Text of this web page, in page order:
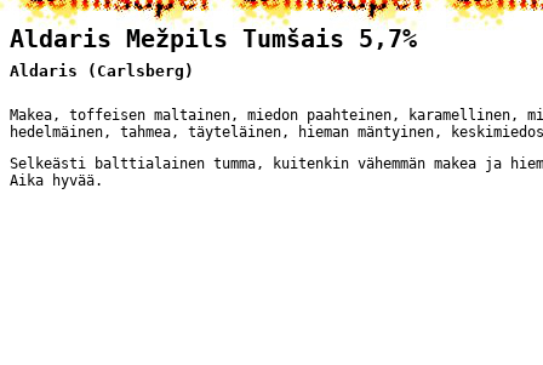
Aldaris Mežpils Tumšais 5,7%
Aldaris (Carlsberg)
Makea, toffeisen maltainen, miedon paahteinen, karamellinen,
hedelmäinen, tahmea, täyteläinen, hieman mäntyinen,
Selkeästi balttialainen tumma, kuitenkin vähemmän makea ja
Aika hyvää.